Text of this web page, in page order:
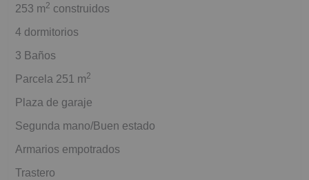
253 m2 construidos
4 dormitorios
3 Baños
Parcela 251 m2
Plaza de garaje
Segunda mano/Buen estado
Armarios empotrados
Trastero